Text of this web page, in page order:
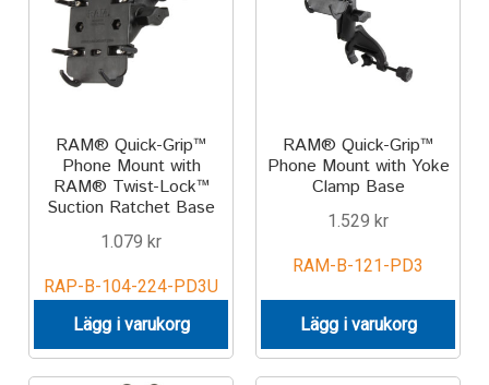
TILL FÖRETAG
Gun Holster
Monitor
Printer
Scanner Gun
Speaker
RAM® Quick-Grip™
Phone Mount with
RAM® Twist-Lock™
Suction Ratchet Base
1.079 kr
RAP-B-104-224-PD3U
Lägg i varukorg
RAM® Quick-Grip™
Phone Mount with Yoke
Clamp Base
1.529 kr
RAM-B-121-PD3
Lägg i varukorg